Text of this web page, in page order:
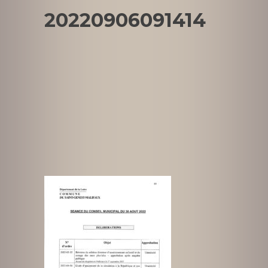
20220906091414